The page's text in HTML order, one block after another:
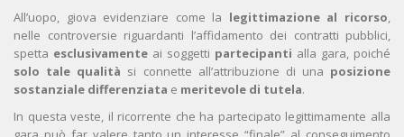
All’uopo, giova evidenziare come la legittimazione al ricorso,
nelle controversie riguardanti l’affidamento dei contratti pubblici,
spetta esclusivamente ai soggetti partecipanti alla gara, poiché
solo tale qualità si connette all’attribuzione di una posizione
sostanziale differenziata e meritevole di tutela.
In questa veste, il ricorrente che ha partecipato legittimamente alla